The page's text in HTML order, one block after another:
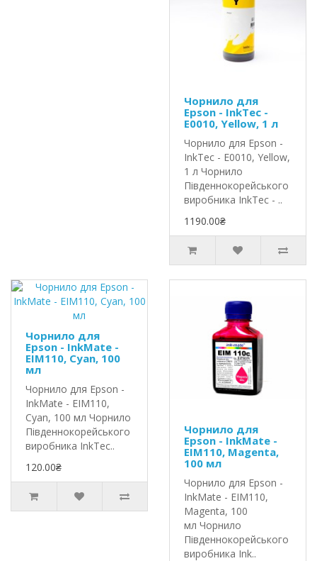
Чорнило для
Epson - InkTec -
E0010, Yellow, 1 л
Чорнило для Epson -
InkTec - E0010, Yellow,
1 л Чорнило
Південнокорейського
виробника InkTec - ..
1190.00₴
Чорнило для
Epson - InkMate -
EIM110, Cyan, 100
мл
Чорнило для Epson -
InkMate - EIM110,
Cyan, 100 мл Чорнило
Південнокорейського
виробника InkTec..
120.00₴
Чорнило для
Epson - InkMate -
EIM110, Magenta,
100 мл
Чорнило для Epson -
InkMate - EIM110,
Magenta, 100
мл Чорнило
Південнокорейського
виробника Ink..